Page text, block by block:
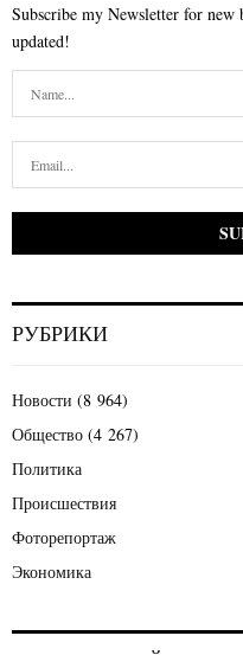
Subscribe my Newsletter for
updated!
РУБРИКИ
Новости (8 964)
Общество (4 267)
Политика
Происшествия
Фоторепортаж
Экономика